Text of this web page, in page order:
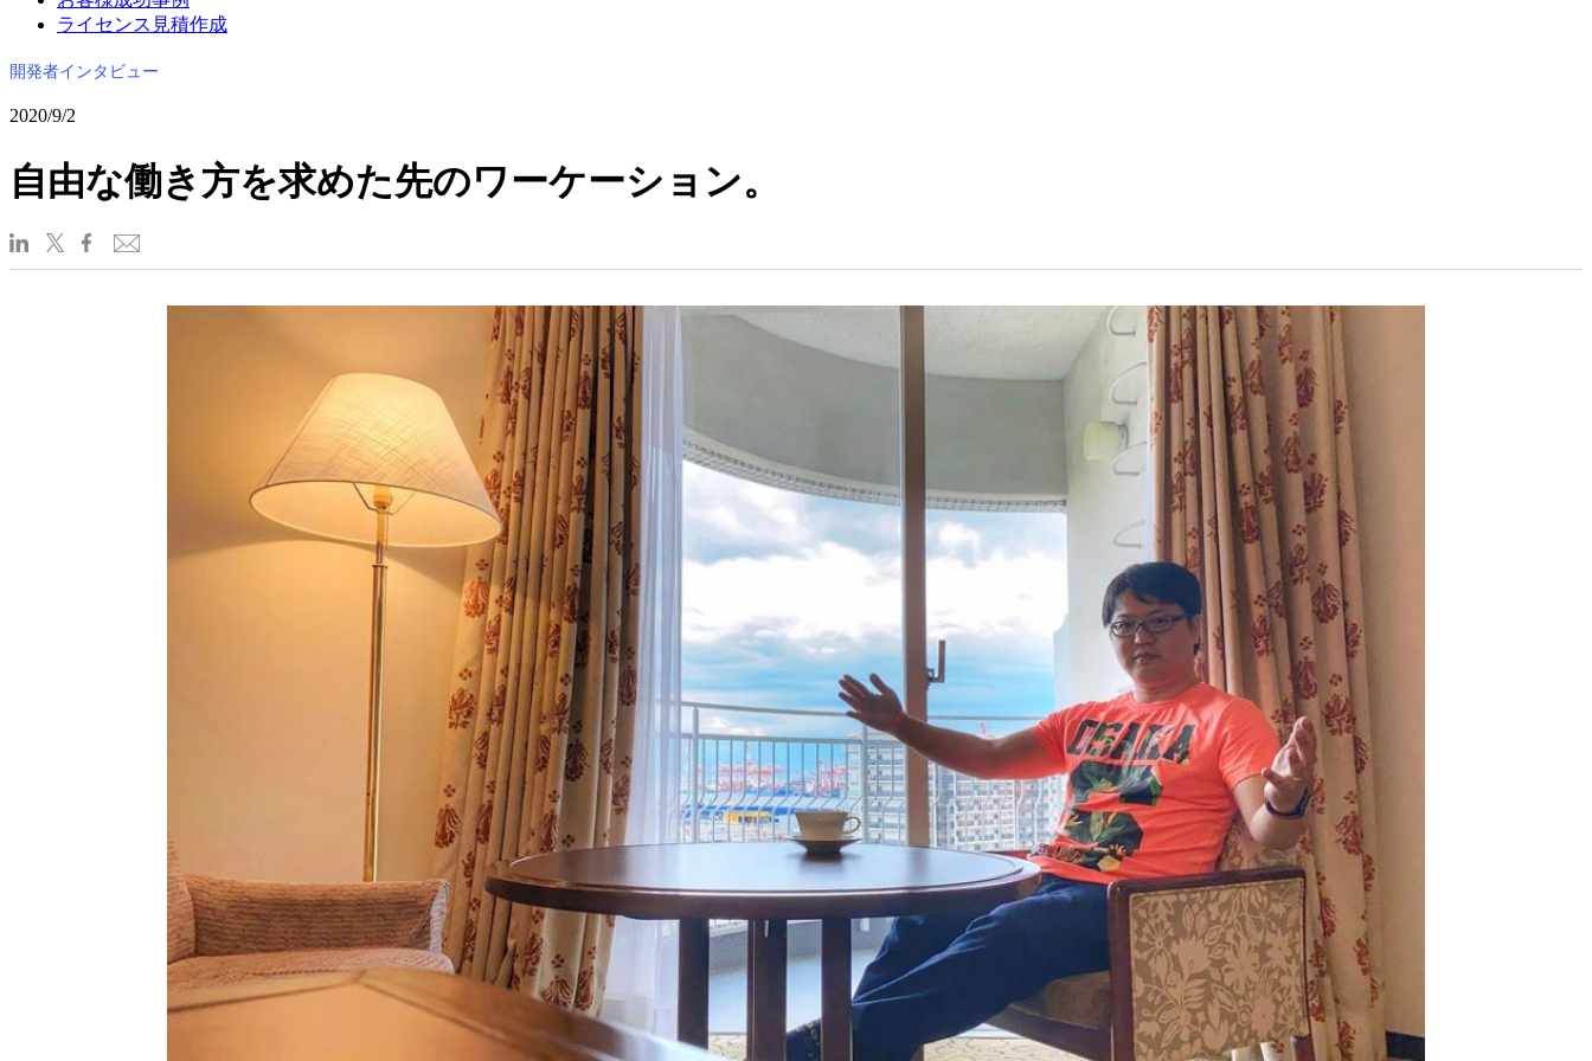
ライセンス見積作成
開発者インタビュー
2020/9/2
自由な働き方を求めた先のワーケーション。